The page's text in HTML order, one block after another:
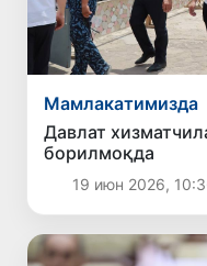
Мамлакатимизда
Давлат
борилмоқда
19 июн 2026,